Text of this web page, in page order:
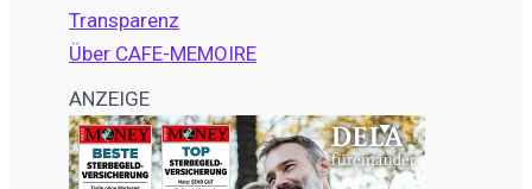
Transparenz
Über CAFE-MEMOIRE
ANZEIGE